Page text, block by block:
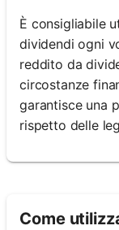
È consigliabile
dividendi ogni
reddito da
circostanze
garantisce una
rispetto delle
Come